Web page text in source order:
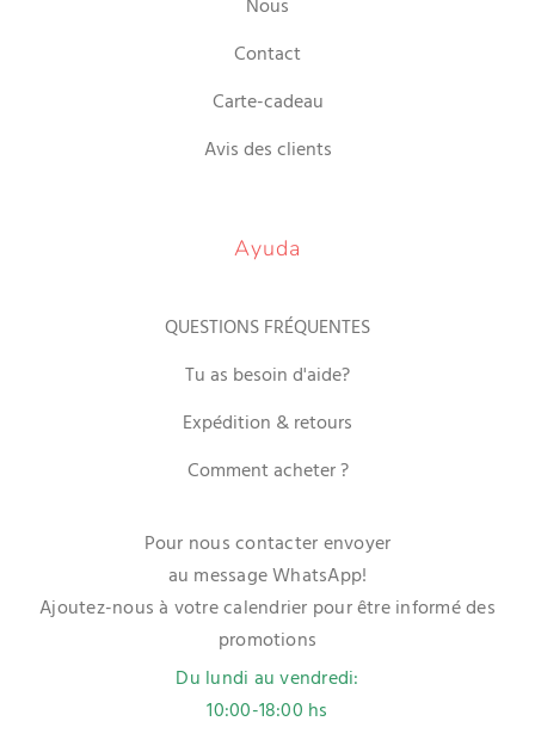
Nous
Contact
Carte-cadeau
Avis des clients
Ayuda
QUESTIONS FRÉQUENTES
Tu as besoin d'aide?
Expédition & retours
Comment acheter ?
Pour nous contacter envoyer
au message WhatsApp!
Ajoutez-nous à votre calendrier pour être informé des
promotions
Du lundi au vendredi:
10:00-18:00 hs